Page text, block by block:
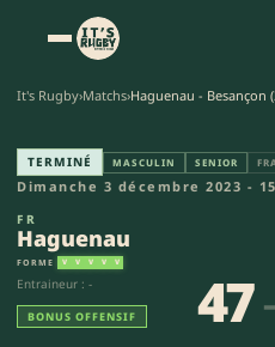
It's Rugby›Matchs›Haguenau - Besançon
Haguenau -
TERMINÉ MASCULIN SENIOR
Dimanche 3 décembre 2023 -
FR
Haguenau
FORME V V V V V
Entraineur : -
BONUS OFFENSIF 47-